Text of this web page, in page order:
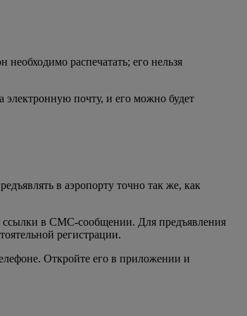
распечатать; его нельзя
почту, и его можно будет
в аэропорту точно так же, как
ссылки в СМС-сообщении. Для предъявления
регистрации.
Откройте его в приложении и